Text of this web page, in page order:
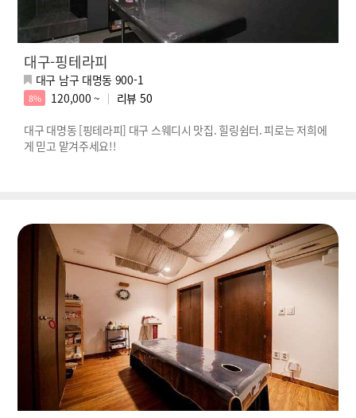
대구-핑테라피
대구 남구 대명동 900-1
8% 120,000 ~ 리뷰 50
대구 대명동 [핑테라피] 대구 스웨디시 맛집. 힐링쉼터. 피로는 저희에
게 믿고 맡겨주세요!!